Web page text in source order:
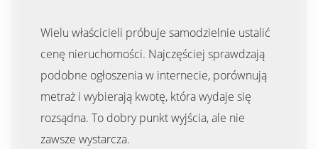
Wielu właścicieli próbuje samodzielnie ustalić
cenę nieruchomości. Najczęściej sprawdzają
podobne ogłoszenia w internecie, porównują
metraż i wybierają kwotę, która wydaje się
rozsądna. To dobry punkt wyjścia, ale nie
zawsze wystarcza.